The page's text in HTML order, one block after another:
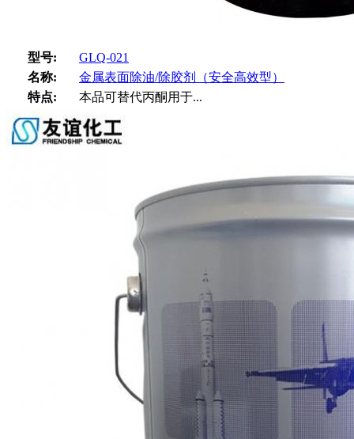
型号:
GLQ-021
名称:
金属表面除油/除胶剂（安全高效型）
特点:
本品可替代丙酮用于...